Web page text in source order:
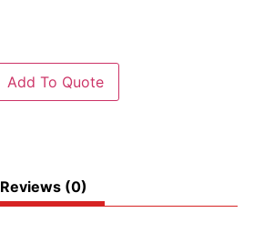
Add To Quote
Reviews (0)